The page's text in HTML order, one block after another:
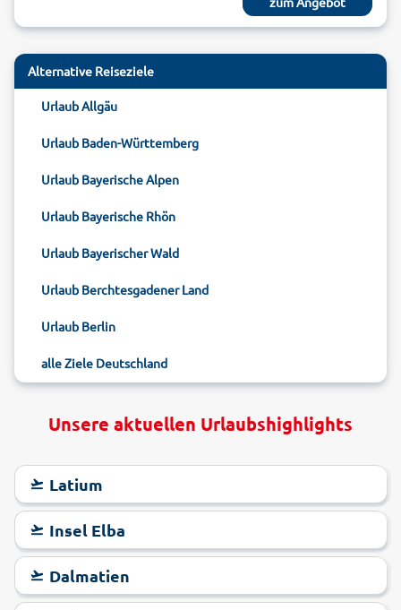
Alternative Reiseziele
Urlaub Allgäu
Urlaub Baden-Württemberg
Urlaub Bayerische Alpen
Urlaub Bayerische Rhön
Urlaub Bayerischer Wald
Urlaub Berchtesgadener Land
Urlaub Berlin
alle Ziele Deutschland
Unsere aktuellen Urlaubshighlights
Latium
Insel Elba
Dalmatien